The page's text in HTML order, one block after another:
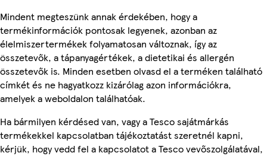
Mindent megteszünk annak érdekében, hogy a
termékinformációk pontosak legyenek, azonban az
élelmiszertermékek folyamatosan változnak, így az
összetevők, a tápanyagértékek, a dietetikai és allergén
összetevők is. Minden esetben olvasd el a terméken található
címkét és ne hagyatkozz kizárólag azon információkra,
amelyek a weboldalon találhatóak.
Ha bármilyen kérdésed van, vagy a Tesco sajátmárkás
termékekkel kapcsolatban tájékoztatást szeretnél kapni,
kérjük, hogy vedd fel a kapcsolatot a Tesco vevőszolgálatával,